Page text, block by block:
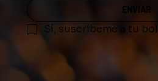
ENVIAR
Sí, suscríbeme a tu